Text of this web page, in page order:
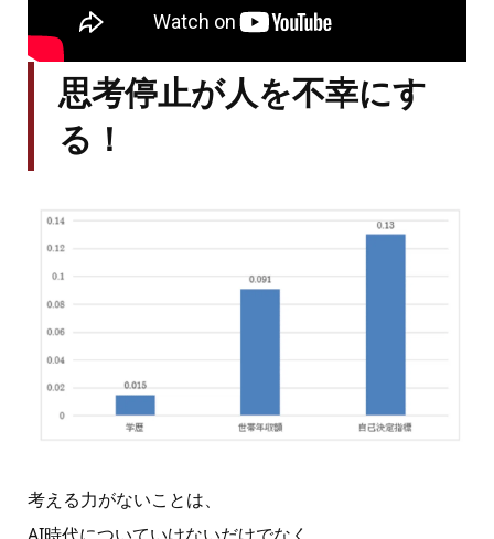
思考停止が人を不幸にす
る！
考える力がないことは、